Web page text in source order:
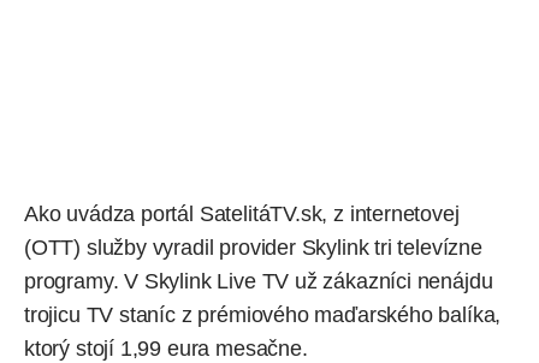
Ako uvádza portál SatelitáTV.sk, z internetovej
(OTT) služby vyradil provider Skylinktri televízne
programy. V Skylink Live TV už zákazníci nenájdu
trojicu TV staníc z prémiového maďarského balíka,
ktorý stojí 1,99 eura mesačne.